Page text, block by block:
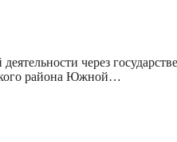
через
района Южной…